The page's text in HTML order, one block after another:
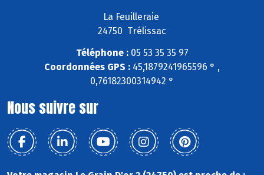
La Feuilleraie
24750 Trélissac
Téléphone :05 53 35 35 97
Coordonnées GPS : 45,1879241965596 ° ,
0,76182300314942 °
Nous suivre sur